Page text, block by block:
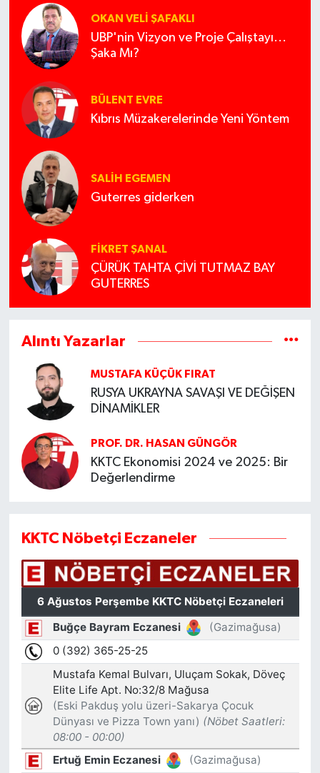
OKAN VELI ŞAFAKLI
UBP'nin Vizyon ve Proje Çalıştayı...
Şaka Mı?
BÜLENT EVRE
Kıbrıs Müzakerelerinde Yeni Yöntem
SALIH EGEMEN
Guterres giderken
FIKRET ŞANAL
ÇÜRÜK TAHTA ÇİVİ TUTMAZ BAY
GUTERRES
Alıntı Yazarlar
MUSTAFA KÜÇÜK FIRAT
RUSYA UKRAYNA SAVAŞI VE DEĞİŞEN
DİNAMİKLER
PROF. DR. HASAN GÜNGÖR
KKTC Ekonomisi 2024 ve 2025: Bir
Değerlendirme
KKTC Nöbetçi Eczaneler